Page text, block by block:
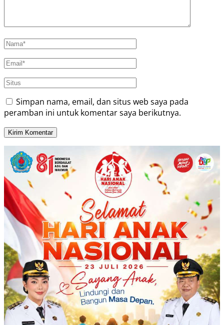
Simpan nama, email, dan situs web saya pada
peramban ini untuk komentar saya berikutnya.